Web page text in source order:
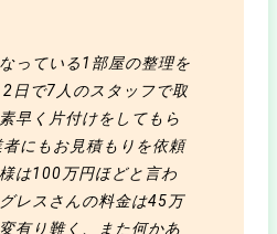
っている1部屋の整理を
日で7人のスタッフで取
早く片付けをしてもら
にもお見積もりを依頼
は100万円ほどと言わ
レスさんの料金は45万
有り難く、また何かあ